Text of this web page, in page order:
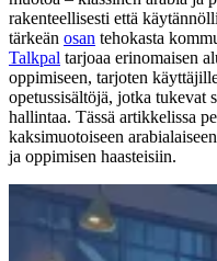
rakenteellisesti että
tärkeän osan tehokasta
Talkpal tarjoaa erinomaisen
oppimiseen, tarjoten
opetussisältöjä, jotka tukevat
hallintaa. Tässä artikkelissa
kaksimuotoiseen
ja oppimisen haasteisiin.